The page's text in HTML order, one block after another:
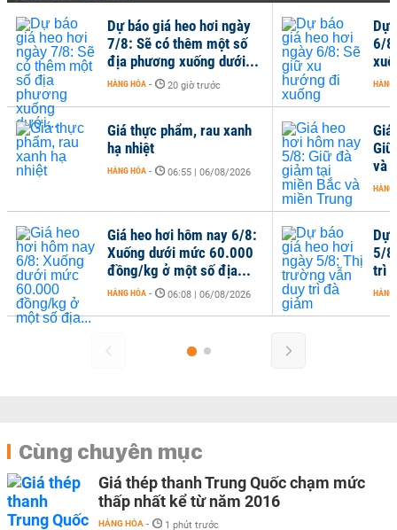
Dự báo giá heo hơi ngày
7/8: Sẽ có thêm một số
địa phương xuống dưới...
HÀNG HÓA - 20 giờ trước
Giá thực phẩm, rau xanh
hạ nhiệt
HÀNG HÓA - 06:55 | 06/08/2026
Giá heo hơi hôm nay 6/8:
Xuống dưới mức 60.000
đồng/kg ở một số địa...
HÀNG HÓA - 06:08 | 06/08/2026
Dự
6/
HÀNG
và
HÀNG
Dự
5/
trì
HÀNG
Cùng chuyên mục
Giá thép thanh Trung Quốc chạm mức
thấp nhất kể từ năm 2016
HÀNG HÓA - 1 phút trước